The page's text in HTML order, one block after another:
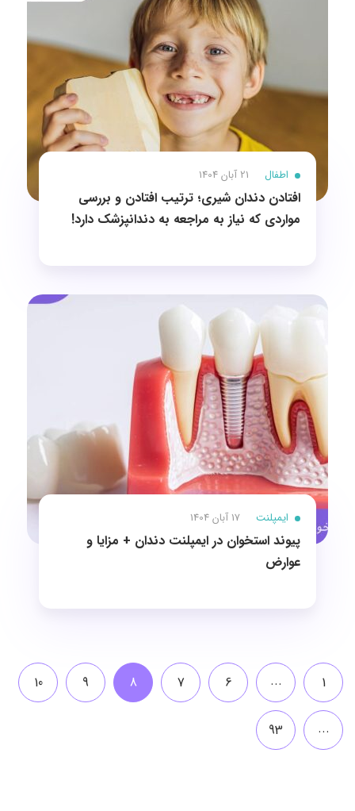
اطفال 21 آبان 1404
افتادن دندان شیری؛ ترتیب افتادن و بررسی
مواردی که نیاز به مراجعه به دندانپزشک دارد!
ایمپلنت 17 آبان 1404
پیوند استخوان در ایمپلنت دندان + مزایا و
عوارض
1
...
6
7
8
9
10
...
93